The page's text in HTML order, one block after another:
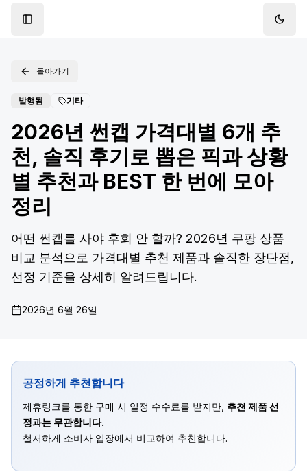
Toggle Sidebar
돌아가기
발행됨 기타
2026년 썬캡 가격대별 6개 추
천, 솔직 후기로 뽑은 픽과 상황
별 추천과 BEST 한 번에 모아
정리
어떤 썬캡를 사야 후회 안 할까? 2026년 쿠팡 상품
비교 분석으로 가격대별 추천 제품과 솔직한 장단점,
선정 기준을 상세히 알려드립니다.
2026년 6월 26일
공정하게 추천합니다
제휴링크를 통한 구매 시 일정 수수료를 받지만, 추천 제품 선
정과는 무관합니다.
철저하게 소비자 입장에서 비교하여 추천합니다.